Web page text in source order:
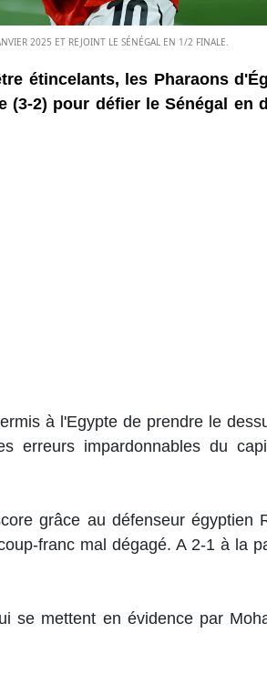
2025 ET REJOINT LE SÉNÉGAL EN 1/2 FINALE.
étincelants, les Pharaons
(3-2) pour défier le Sénégal en
à l'Egypte de prendre le
erreurs impardonnables du
grâce au défenseur égyptien
franc mal dégagé. A 2-1 à la
se mettent en évidence par